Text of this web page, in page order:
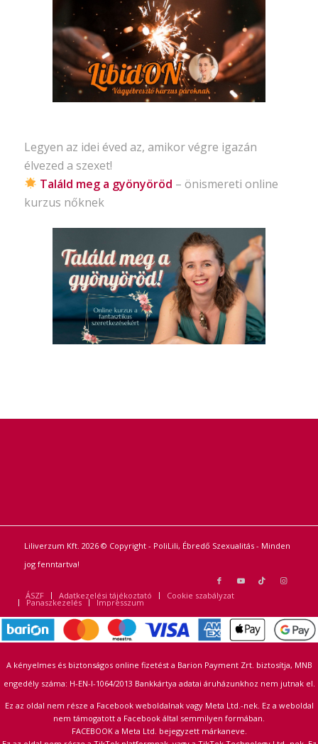
Legyen az idei éved az, amikor végre igazán
élvezed a szexet!
Találd meg a gyönyöröd – önismereti online
kurzus nőknek
Liliverzum Kft. 2026 © Copyright - PoliLili, Ébredő Szexualitás - Minden
jog fenntartva!
ÁSZF Adatkezelési tájékoztató Cookie szabályzat
Panaszkezelés Impresszum
A kényelmes és biztonságos online fizetést a Barion Payment Zrt. biztosítja, MNB
engedély száma: H-EN-I-1064/2013 Bankkártya adatai áruházunkhoz nem jutnak el.
Ez az oldal nem része a Facebook weboldalnak vagy Meta Ltd.-nek. Ez a weboldal
nem támogatott a Facebook által semmilyen formában.
FACEBOOK a Meta Ltd. bejegyzett márkaneve.